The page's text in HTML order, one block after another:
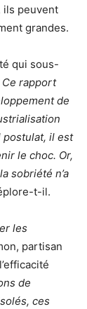
ils peuvent
grandes.
qui sous-
Ce rapport
de
postulat, il est
le choc. Or,
sobriété n’a
t-il.
les
partisan
de
ces